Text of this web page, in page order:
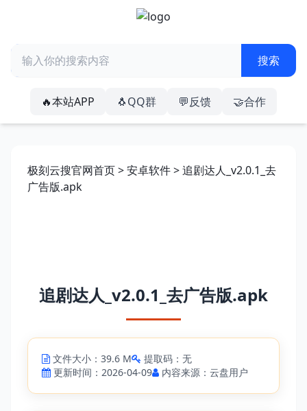
🔥本站APP 🐧QQ群 💬反馈 🤝合作
极刻云搜官网首页>安卓软件> 追剧达人_v2.0.1_去
广告版.apk
追剧达人_v2.0.1_去广告版.apk
文件大小：39.6 M
提取码：无
更新时间：2026-04-09
内容来源：云盘用户